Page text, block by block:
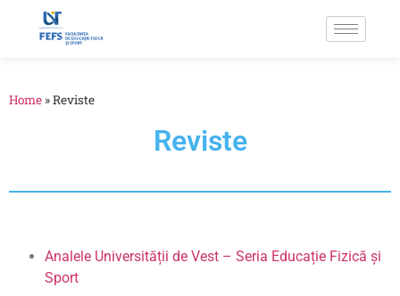
Home »Reviste
Reviste
Analele Universității de Vest – Seria Educație Fizică și
Sport